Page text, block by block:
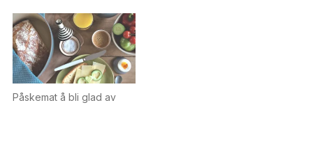
Påskemat å bli glad av